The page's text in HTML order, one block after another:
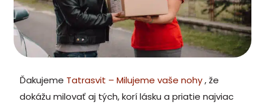
Ďakujeme Tatrasvit – Milujeme vaše nohy, že
dokážu milovať aj tých, korí lásku a priatie najviac